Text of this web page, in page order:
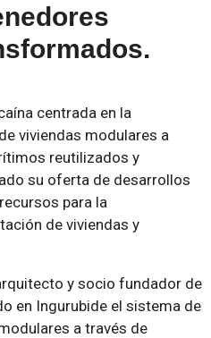
centrada en la
viviendas modulares a
reutilizados y
su oferta de desarrollos
para la
de viviendas y
y socio fundador de
en Ingurubide el sistema de
a través de